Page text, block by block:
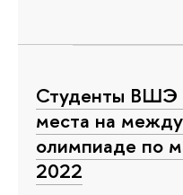
Студенты ВШЭ
места на
олимпиаде по
2022